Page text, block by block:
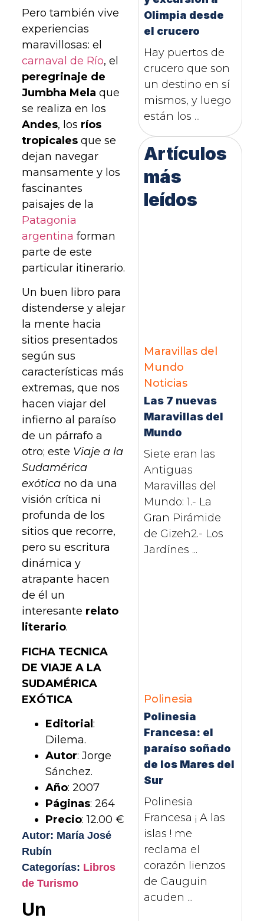
Pero también vive
experiencias
maravillosas: el
carnaval de Río, el
peregrinaje de
Jumbha Mela que
se realiza en los
Andes, los ríos
tropicales que se
dejan navegar
mansamente y los
fascinantes
paisajes de la
Patagonia
argentinaforman
parte de este
particular itinerario.
Un buen libro para
distenderse y alejar
la mente hacia
sitios presentados
según sus
características más
extremas, que nos
hacen viajar del
infierno al paraíso
de un párrafo a
otro; este Viaje a la
Sudamérica
exótica no da una
visión crítica ni
profunda de los
sitios que recorre,
pero su escritura
dinámica y
atrapante hacen
de él un
interesante relato
literario.
FICHA TECNICA
DE VIAJE A LA
SUDAMÉRICA
EXÓTICA
Editorial:
Dilema.
Autor: Jorge
Sánchez.
Año: 2007
Páginas: 264
Precio: 12.00 €
Autor: María José
Rubín
Categorías: Libros
de Turismo
Un
Olimpia desde
el crucero
Hay puertos de
crucero que son
un destino en sí
mismos, y luego
están los ...
Artículos
más
leídos
Maravillas del
Mundo
Noticias
Las 7 nuevas
Maravillas del
Mundo
Siete eran las
Antiguas
Maravillas del
Mundo: 1.- La
Gran Pirámide
de Gizeh2.- Los
Jardínes ...
Polinesia
Polinesia
Francesa: el
paraíso soñado
de los Mares del
Sur
Polinesia
Francesa ¡ A las
islas ! me
reclama el
corazón lienzos
de Gauguin
acuden ...